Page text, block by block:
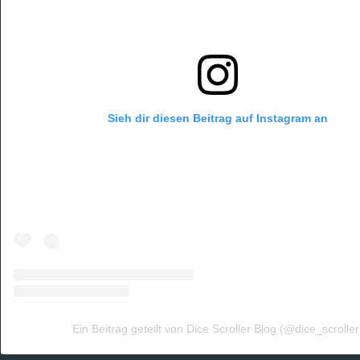
Sieh dir diesen Beitrag auf Instagram an
Ein Beitrag geteilt von Dice Scroller Blog